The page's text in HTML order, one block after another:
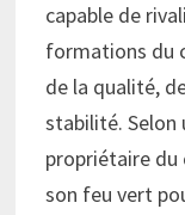
capable de
formations du
de la qualité,
stabilité. Selon
propriétaire du
son feu vert